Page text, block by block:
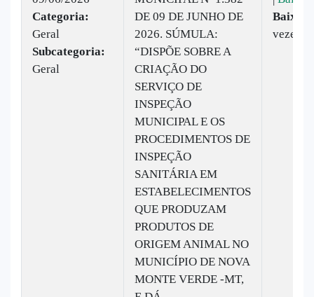
Categoria:
Geral
Subcategoria:
Geral
DE 09 DE JUNHO DE
2026. SÚMULA:
“DISPÕE SOBRE A
CRIAÇÃO DO
SERVIÇO DE
INSPEÇÃO
MUNICIPAL E OS
PROCEDIMENTOS DE
INSPEÇÃO
SANITÁRIA EM
ESTABELECIMENTOS
QUE PRODUZAM
PRODUTOS DE
ORIGEM ANIMAL NO
MUNICÍPIO DE NOVA
MONTE VERDE -MT,
vezes